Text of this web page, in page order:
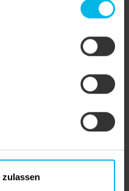
zulassen
Tegola uscita tubo, Tegola
Tegola raccordo
raccordo colmo-
di colmo, Tegola di
Sistemi fermaneve,
Sistemi fermaneve, Sistemi
di salita, Sistemi di salita,